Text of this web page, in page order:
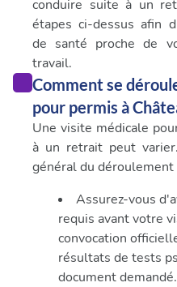
conduire suite à un
étapes ci-dessus afin
de santé proche de
travail.
Comment se
pour permis à
Une visite médicale
à un retrait peut
général du déroulement
Assurez-vous
requis avant votre
convocation
résultats de tests
document demandé.